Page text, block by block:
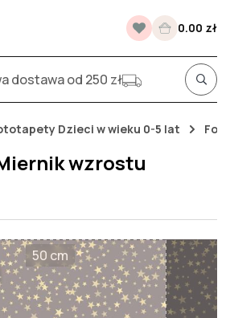
0.00 zł
dostawa od 250 zł
Dzieci w wieku 0-5 lat
wzrostu
50 cm